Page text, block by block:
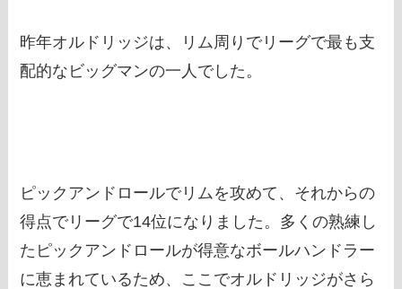
昨年オルドリッジは、リム周りでリーグで最も支
配的なビッグマンの一人でした。
ピックアンドロールでリムを攻めて、それからの
得点でリーグで14位になりました。多くの熟練し
たピックアンドロールが得意なボールハンドラー
に恵まれているため、ここでオルドリッジがさら